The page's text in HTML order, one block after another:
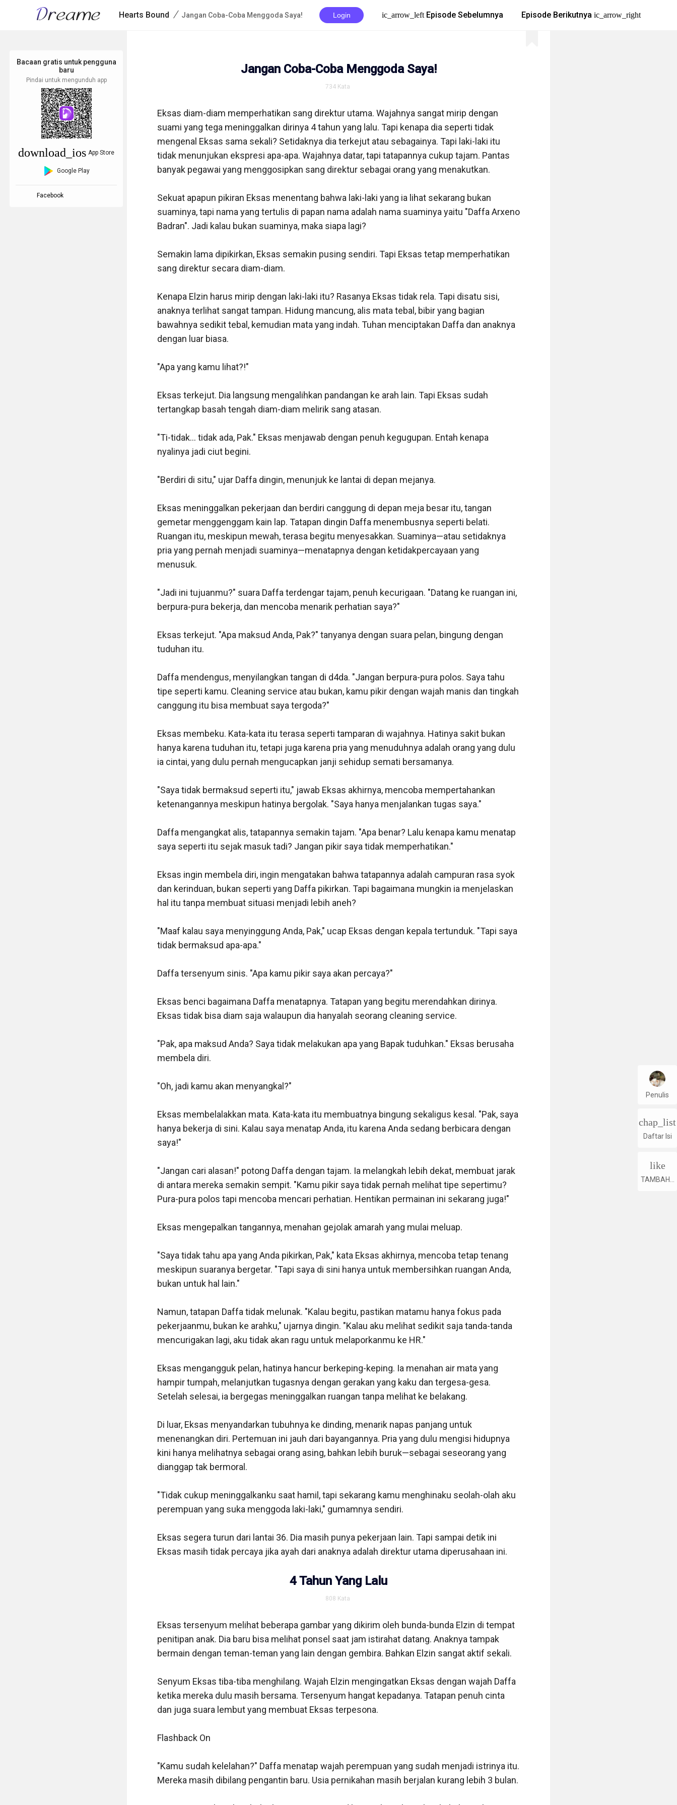
Hearts Bound / Jangan Coba-Coba Menggoda Saya! Login ic_arrow_left Episode Sebelumnya Episode Berikutnya ic_arrow_right
Jangan Coba-Coba Menggoda Saya!
734 Kata
Eksas diam-diam memperhatikan sang direktur utama. Wajahnya sangat mirip dengan
suami yang tega meninggalkan dirinya 4 tahun yang lalu. Tapi kenapa dia seperti tidak
mengenal Eksas sama sekali? Setidaknya dia terkejut atau sebagainya. Tapi laki-laki itu
tidak menunjukan ekspresi apa-apa. Wajahnya datar, tapi tatapannya cukup tajam. Pantas
banyak pegawai yang menggosipkan sang direktur sebagai orang yang menakutkan.
Sekuat apapun pikiran Eksas menentang bahwa laki-laki yang ia lihat sekarang bukan
suaminya, tapi nama yang tertulis di papan nama adalah nama suaminya yaitu "Daffa Arxeno
Badran". Jadi kalau bukan suaminya, maka siapa lagi?
Semakin lama dipikirkan, Eksas semakin pusing sendiri. Tapi Eksas tetap memperhatikan
sang direktur secara diam-diam.
Kenapa Elzin harus mirip dengan laki-laki itu? Rasanya Eksas tidak rela. Tapi disatu sisi,
anaknya terlihat sangat tampan. Hidung mancung, alis mata tebal, bibir yang bagian
bawahnya sedikit tebal, kemudian mata yang indah. Tuhan menciptakan Daffa dan anaknya
dengan luar biasa.
"Apa yang kamu lihat?!"
Eksas terkejut. Dia langsung mengalihkan pandangan ke arah lain. Tapi Eksas sudah
tertangkap basah tengah diam-diam melirik sang atasan.
"Ti-tidak... tidak ada, Pak." Eksas menjawab dengan penuh kegugupan. Entah kenapa
nyalinya jadi ciut begini.
"Berdiri di situ," ujar Daffa dingin, menunjuk ke lantai di depan mejanya.
Eksas meninggalkan pekerjaan dan berdiri canggung di depan meja besar itu, tangan
gemetar menggenggam kain lap. Tatapan dingin Daffa menembusnya seperti belati.
Ruangan itu, meskipun mewah, terasa begitu menyesakkan. Suaminya—atau setidaknya
pria yang pernah menjadi suaminya—menatapnya dengan ketidakpercayaan yang
menusuk.
"Jadi ini tujuanmu?" suara Daffa terdengar tajam, penuh kecurigaan. "Datang ke ruangan ini,
berpura-pura bekerja, dan mencoba menarik perhatian saya?"
Eksas terkejut. "Apa maksud Anda, Pak?" tanyanya dengan suara pelan, bingung dengan
tuduhan itu.
Daffa mendengus, menyilangkan tangan di d4da. "Jangan berpura-pura polos. Saya tahu
tipe seperti kamu. Cleaning service atau bukan, kamu pikir dengan wajah manis dan tingkah
canggung itu bisa membuat saya tergoda?"
Eksas membeku. Kata-kata itu terasa seperti tamparan di wajahnya. Hatinya sakit bukan
hanya karena tuduhan itu, tetapi juga karena pria yang menuduhnya adalah orang yang dulu
ia cintai, yang dulu pernah mengucapkan janji sehidup semati bersamanya.
"Saya tidak bermaksud seperti itu," jawab Eksas akhirnya, mencoba mempertahankan
ketenangannya meskipun hatinya bergolak. "Saya hanya menjalankan tugas saya."
Daffa mengangkat alis, tatapannya semakin tajam. "Apa benar? Lalu kenapa kamu menatap
saya seperti itu sejak masuk tadi? Jangan pikir saya tidak memperhatikan."
Eksas ingin membela diri, ingin mengatakan bahwa tatapannya adalah campuran rasa syok
dan kerinduan, bukan seperti yang Daffa pikirkan. Tapi bagaimana mungkin ia menjelaskan
hal itu tanpa membuat situasi menjadi lebih aneh?
"Maaf kalau saya menyinggung Anda, Pak," ucap Eksas dengan kepala tertunduk. "Tapi saya
tidak bermaksud apa-apa."
Daffa tersenyum sinis. "Apa kamu pikir saya akan percaya?"
Eksas benci bagaimana Daffa menatapnya. Tatapan yang begitu merendahkan dirinya.
Eksas tidak bisa diam saja walaupun dia hanyalah seorang cleaning service.
"Pak, apa maksud Anda? Saya tidak melakukan apa yang Bapak tuduhkan." Eksas berusaha
membela diri.
"Oh, jadi kamu akan menyangkal?"
Eksas membelalakkan mata. Kata-kata itu membuatnya bingung sekaligus kesal. "Pak, saya
hanya bekerja di sini. Kalau saya menatap Anda, itu karena Anda sedang berbicara dengan
saya!"
"Jangan cari alasan!" potong Daffa dengan tajam. Ia melangkah lebih dekat, membuat jarak
di antara mereka semakin sempit. "Kamu pikir saya tidak pernah melihat tipe sepertimu?
Pura-pura polos tapi mencoba mencari perhatian. Hentikan permainan ini sekarang juga!"
Eksas mengepalkan tangannya, menahan gejolak amarah yang mulai meluap.
"Saya tidak tahu apa yang Anda pikirkan, Pak," kata Eksas akhirnya, mencoba tetap tenang
meskipun suaranya bergetar. "Tapi saya di sini hanya untuk membersihkan ruangan Anda,
bukan untuk hal lain."
Namun, tatapan Daffa tidak melunak. "Kalau begitu, pastikan matamu hanya fokus pada
pekerjaanmu, bukan ke arahku," ujarnya dingin. "Kalau aku melihat sedikit saja tanda-tanda
mencurigakan lagi, aku tidak akan ragu untuk melaporkanmu ke HR."
Eksas mengangguk pelan, hatinya hancur berkeping-keping. Ia menahan air mata yang
hampir tumpah, melanjutkan tugasnya dengan gerakan yang kaku dan tergesa-gesa.
Setelah selesai, ia bergegas meninggalkan ruangan tanpa melihat ke belakang.
Di luar, Eksas menyandarkan tubuhnya ke dinding, menarik napas panjang untuk
menenangkan diri. Pertemuan ini jauh dari bayangannya. Pria yang dulu mengisi hidupnya
kini hanya melihatnya sebagai orang asing, bahkan lebih buruk—sebagai seseorang yang
dianggap tak bermoral.
"Tidak cukup meninggalkanku saat hamil, tapi sekarang kamu menghinaku seolah-olah aku
perempuan yang suka menggoda laki-laki," gumamnya sendiri.
Eksas segera turun dari lantai 36. Dia masih punya pekerjaan lain. Tapi sampai detik ini
Eksas masih tidak percaya jika ayah dari anaknya adalah direktur utama diperusahaan ini.
4 Tahun Yang Lalu
808 Kata
Eksas tersenyum melihat beberapa gambar yang dikirim oleh bunda-bunda Elzin di tempat
penitipan anak. Dia baru bisa melihat ponsel saat jam istirahat datang. Anaknya tampak
bermain dengan teman-teman yang lain dengan gembira. Bahkan Elzin sangat aktif sekali.
Senyum Eksas tiba-tiba menghilang. Wajah Elzin mengingatkan Eksas dengan wajah Daffa
ketika mereka dulu masih bersama. Tersenyum hangat kepadanya. Tatapan penuh cinta
dan juga suara lembut yang membuat Eksas terpesona.
Flashback On
"Kamu sudah kelelahan?" Daffa menatap wajah perempuan yang sudah menjadi istrinya itu.
Mereka masih dibilang pengantin baru. Usia pernikahan masih berjalan kurang lebih 3 bulan.
Bacaan gratis untuk pengguna
baru
Pindai untuk mengunduh app
download_ios App Store
Google Play
Facebook
Penulis
chap_list
Daftar Isi
like
TAMBAHK